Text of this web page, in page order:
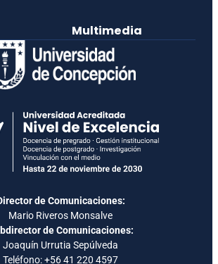
Multimedia
de Comunicaciones:
Mario Riveros Monsalve
de Comunicaciones:
Joaquín Urrutia Sepúlveda
Teléfono:+56 41 220 4597